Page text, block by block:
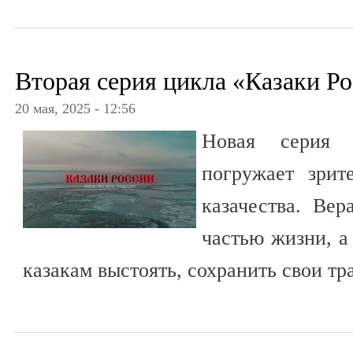
Вторая серия цикла «Казаки
20 мая, 2025 - 12:56
Новая серия
погружает
казачества.
частью жизни,
казакам выстоять, сохранить свои